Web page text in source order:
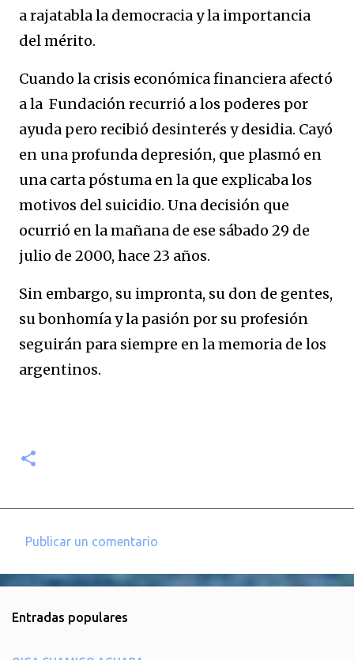
a rajatabla la democracia y la importancia
del mérito.
Cuando la crisis económica financiera afectó
a la Fundación recurrió a los poderes por
ayuda pero recibió desinterés y desidia. Cayó
en una profunda depresión, que plasmó en
una carta póstuma en la que explicaba los
motivos del suicidio. Una decisión que
ocurrió en la mañana de ese sábado 29 de
julio de 2000, hace 23 años.
Sin embargo, su impronta, su don de gentes,
su bonhomía y la pasión por su profesión
seguirán para siempre en la memoria de los
argentinos.
e
Publicar un comentario
Entradas populares